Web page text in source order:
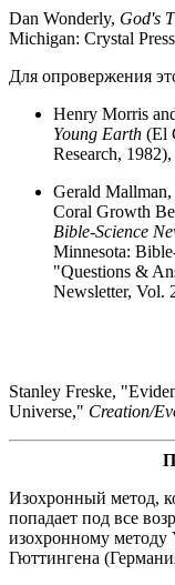
Dan Wonderly, God's
Michigan: Crystal
Для опровержения
Henry Morris
Young Earth (El
Research,
Gerald
Coral Growth
Bible-Science
Minnesota:
"Questions &
Newsletter, Vol.
Stanley Freske,
Universe," Creation/
Изохронный метод,
попадает под все
изохронному методу
Гюттингена